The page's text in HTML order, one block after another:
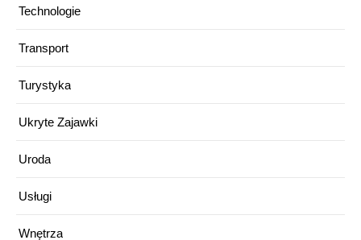
Technologie
Transport
Turystyka
Ukryte Zajawki
Uroda
Usługi
Wnętrza